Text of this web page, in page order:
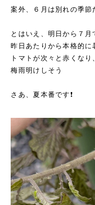
案外、６月は別れの季節
とはいえ、明日から７月
昨日あたりから本格的に
トマトが次々と赤くな
梅雨明けしそう
さあ、夏本番です❗